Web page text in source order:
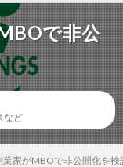
で非公
など
業家がMBOで非公開化を検